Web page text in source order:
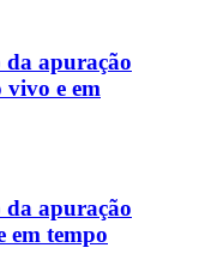
da apuração
vivo e em
da apuração
em tempo